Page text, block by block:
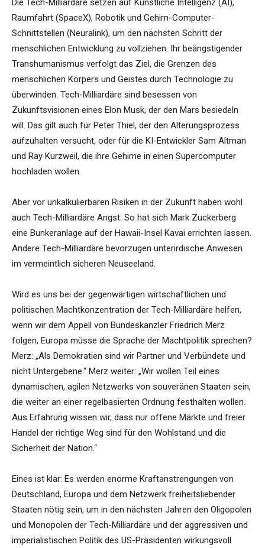
Die Tech-Milliardäre setzen auf Künstliche Intelligenz (AI),
Raumfahrt (SpaceX), Robotik und Gehirn-Computer-
Schnittstellen (Neuralink), um den nächsten Schritt der
menschlichen Entwicklung zu vollziehen. Ihr beängstigender
Transhumanismus verfolgt das Ziel, die Grenzen des
menschlichen Körpers und Geistes durch Technologie zu
überwinden. Tech-Milliardäre sind besessen von
Zukunftsvisionen eines Elon Musk, der den Mars besiedeln
will. Das gilt auch für Peter Thiel, der den Alterungsprozess
aufzuhalten versucht, oder für die KI-Entwickler Sam Altman
und Ray Kurzweil, die ihre Gehirne in einen Supercomputer
hochladen wollen.
Aber vor unkalkulierbaren Risiken in der Zukunft haben wohl
auch Tech-Milliardäre Angst: So hat sich Mark Zuckerberg
eine Bunkeranlage auf der Hawaii-Insel Kavai errichten lassen.
Andere Tech-Milliardäre bevorzugen unterirdische Anwesen
im vermeintlich sicheren Neuseeland.
Wird es uns bei der gegenwärtigen wirtschaftlichen und
politischen Machtkonzentration der Tech-Milliardäre helfen,
wenn wir dem Appell von Bundeskanzler Friedrich Merz
folgen, Europa müsse die Sprache der Machtpolitik sprechen?
Merz: „Als Demokratien sind wir Partner und Verbündete und
nicht Untergebene.“ Merz weiter: „Wir wollen Teil eines
dynamischen, agilen Netzwerks von souveränen Staaten sein,
die weiter an einer regelbasierten Ordnung festhalten wollen.
Aus Erfahrung wissen wir, dass nur offene Märkte und freier
Handel der richtige Weg sind für den Wohlstand und die
Sicherheit der Nation.“
Eines ist klar: Es werden enorme Kraftanstrengungen von
Deutschland, Europa und dem Netzwerk freiheitsliebender
Staaten nötig sein, um in den nächsten Jahren den Oligopolen
und Monopolen der Tech-Milliardäre und der aggressiven und
imperialistischen Politik des US-Präsidenten wirkungsvoll